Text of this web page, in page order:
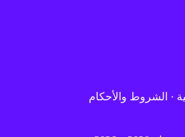
· الشروط والأحكام